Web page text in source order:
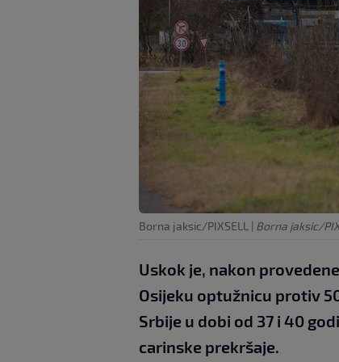
Borna jaksic/PIXSELL | Borna jaksic/
Uskok je, nakon
Osijeku optužnicu protiv
Srbije u dobi od 37 i 40
carinske prekršaje.